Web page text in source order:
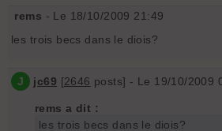
rems - Le 18/10/2009 21:49
les trois becs dans le diois?
J jc69 [2646 posts] - Le 19/10/2009
rems a dit :
les trois becs dans le diois?